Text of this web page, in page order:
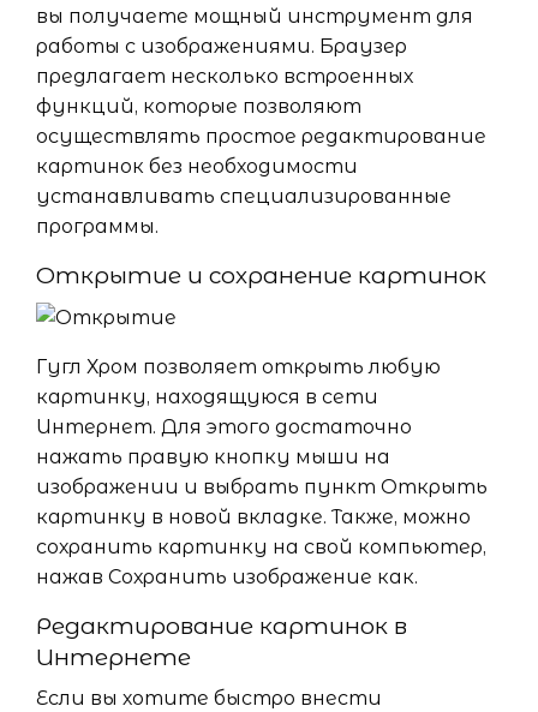
вы получаете мощный инструмент для
работы с изображениями. Браузер
предлагает несколько встроенных
функций, которые позволяют
осуществлять простое редактирование
картинок без необходимости
устанавливать специализированные
программы.
Открытие и сохранение картинок
Гугл Хром позволяет открыть любую
картинку, находящуюся в сети
Интернет. Для этого достаточно
нажать правую кнопку мыши на
изображении и выбрать пункт Открыть
картинку в новой вкладке. Также, можно
сохранить картинку на свой компьютер,
нажав Сохранить изображение как.
Редактирование картинок в
Интернете
Если вы хотите быстро внести